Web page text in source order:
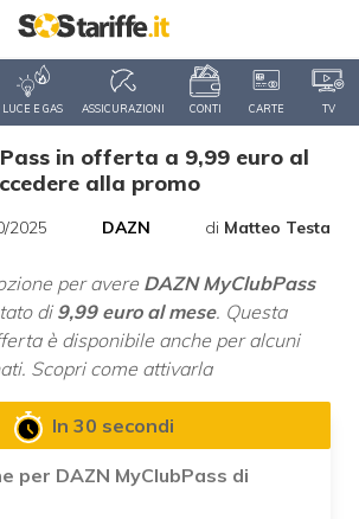
LUCE E GAS ASSICURAZIONI CONTI CARTE TV
in offerta a 9,99 euro al
alla promo
2025 DAZN di Matteo Testa
per avere DAZN MyClubPass
di 9,99 euro al mese. Questa
è disponibile anche per alcuni
Scopri come attivarla
In 30 secondi
per DAZN MyClubPass di